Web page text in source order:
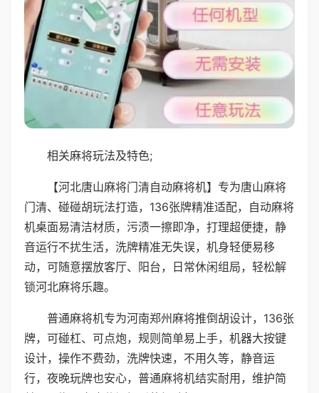
相关麻将玩法及特色;
【河北唐山麻将门清自动麻将机】专为唐山麻将
门清、碰碰胡玩法打造，136张牌精准适配，自动麻将
机桌面易清洁材质，污渍一擦即净，打理超便捷，静
音运行不扰生活，洗牌精准无失误，机身轻便易移
动，可随意摆放客厅、阳台，日常休闲组局，轻松解
锁河北麻将乐趣。
普通麻将机专为河南郑州麻将推倒胡设计，136张
牌，可碰杠、可点炮，规则简单易上手，机器大按键
设计，操作不费劲，洗牌快速，不用久等，静音运
行，夜晚玩牌也安心，普通麻将机结实耐用，维护简